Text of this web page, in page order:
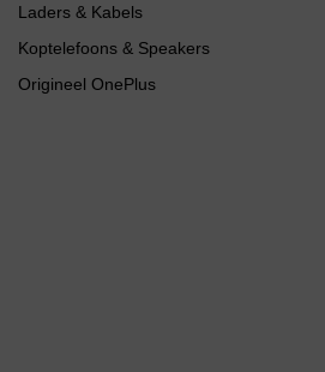
Laders & Kabels
Koptelefoons & Speakers
Origineel OnePlus